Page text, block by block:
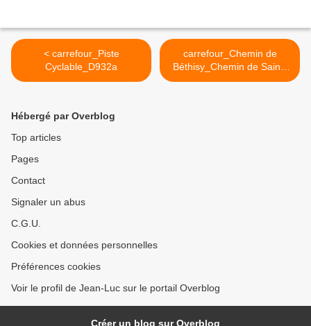
< carrefour_Piste
Cyclable_D932a
carrefour_Chemin de
Béthisy_Chemin de Saint-
Sauveur >
Hébergé par Overblog
Top articles
Pages
Contact
Signaler un abus
C.G.U.
Cookies et données personnelles
Préférences cookies
Voir le profil de Jean-Luc sur le portail Overblog
Créer un blog sur Overblog